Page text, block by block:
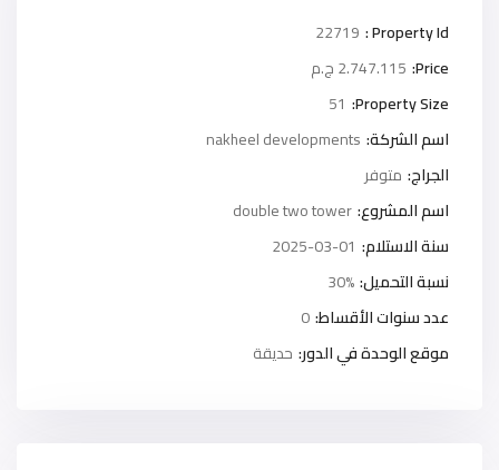
Property Id :
22719
Price: 2.747.115 ج.م
Property Size:
51
اسم الشركة: nakheel developments
الجراج: متوفر
اسم المشروع:double two tower
سنة الاستلام: 2025-03-01
نسبة التحميل:30%
عدد سنوات الأقساط:0
موقع الوحدة في الدور: حديقة